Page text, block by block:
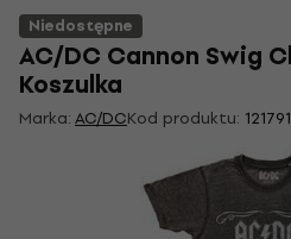
Niedostępne
AC/DC Cannon Swig
Koszulka
Marka:AC/DCKod produktu: